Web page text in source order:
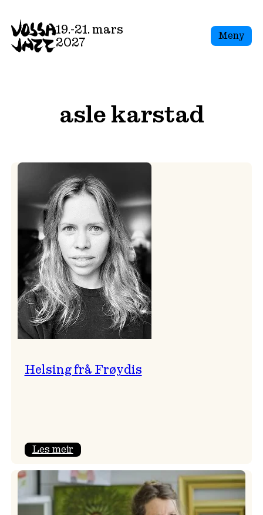
to
content
19.-21. mars
2027
Meny
asle karstad
Helsing frå Frøydis
Les meir:
frå
Frøydis